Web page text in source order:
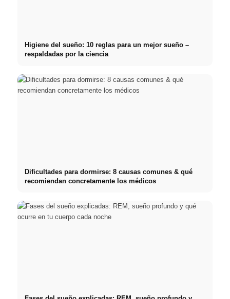
Higiene del sueño: 10 reglas para un mejor sueño –
respaldadas por la ciencia
Dificultades para dormirse: 8 causas comunes & qué
recomiendan concretamente los médicos